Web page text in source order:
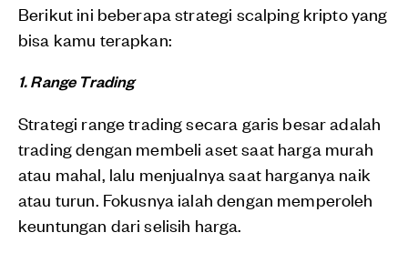
Berikut ini beberapa strategi scalping kripto yang
bisa kamu terapkan:
1. Range Trading
Strategi range trading secara garis besar adalah
trading dengan membeli aset saat harga murah
atau mahal, lalu menjualnya saat harganya naik
atau turun. Fokusnya ialah dengan memperoleh
keuntungan dari selisih harga.